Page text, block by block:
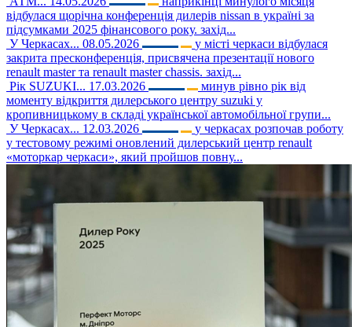
відбулася щорічна конференція дилерів nissan в україні за
підсумками 2025 фінансового року. захід...
У Черкасах... 08.05.2026
у місті черкаси відбулася
закрита пресконференція, присвячена презентації нового
renault master та renault master chassis. захід...
Рік SUZUKI... 17.03.2026
минув рівно рік від
моменту відкриття дилерського центру suzuki у
кропивницькому в складі української автомобільної групи...
У Черкасах... 12.03.2026
у черкасах розпочав роботу
у тестовому режимі оновлений дилерський центр renault
«моторкар черкаси», який пройшов повну...